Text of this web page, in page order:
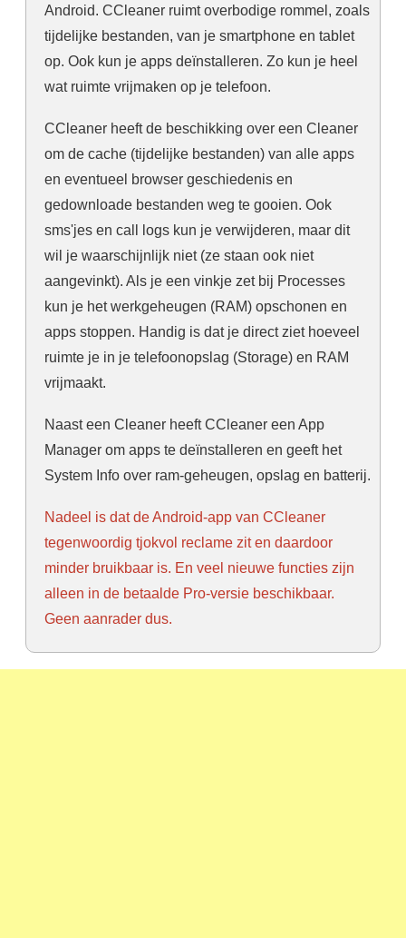
Android. CCleaner ruimt overbodige rommel, zoals
tijdelijke bestanden, van je smartphone en tablet
op. Ook kun je apps deïnstalleren. Zo kun je heel
wat ruimte vrijmaken op je telefoon.
CCleaner heeft de beschikking over een Cleaner
om de cache (tijdelijke bestanden) van alle apps
en eventueel browser geschiedenis en
gedownloade bestanden weg te gooien. Ook
sms'jes en call logs kun je verwijderen, maar dit
wil je waarschijnlijk niet (ze staan ook niet
aangevinkt). Als je een vinkje zet bij Processes
kun je het werkgeheugen (RAM) opschonen en
apps stoppen. Handig is dat je direct ziet hoeveel
ruimte je in je telefoonopslag (Storage) en RAM
vrijmaakt.
Naast een Cleaner heeft CCleaner een App
Manager om apps te deïnstalleren en geeft het
System Info over ram-geheugen, opslag en batterij.
Nadeel is dat de Android-app van CCleaner
tegenwoordig tjokvol reclame zit en daardoor
minder bruikbaar is. En veel nieuwe functies zijn
alleen in de betaalde Pro-versie beschikbaar.
Geen aanrader dus.